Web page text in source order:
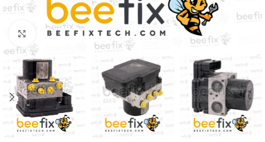
Click to enlarge